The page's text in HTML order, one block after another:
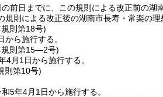
前日までに、この規則による改正前の
規則による改正後の湖南市長寿・常楽の
規則第18号)
から施行する。
規則第15―2号)
4月1日から施行する。
則第10号)
5年4月1日から施行する。